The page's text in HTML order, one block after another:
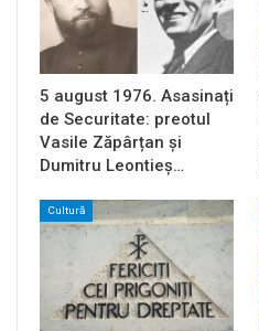
5 august 1976. Asasinați
de Securitate: preotul
Vasile Zăpârțan și
Dumitru Leontieș…
Cultură